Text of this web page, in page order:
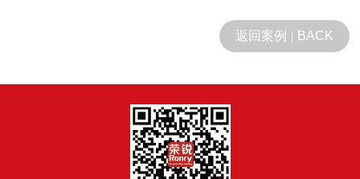
返回案例 | BACK